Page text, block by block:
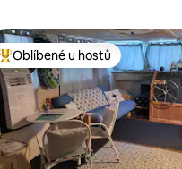
Nejlepší v kategorii Oblíbené u
Oblíbené u hostů